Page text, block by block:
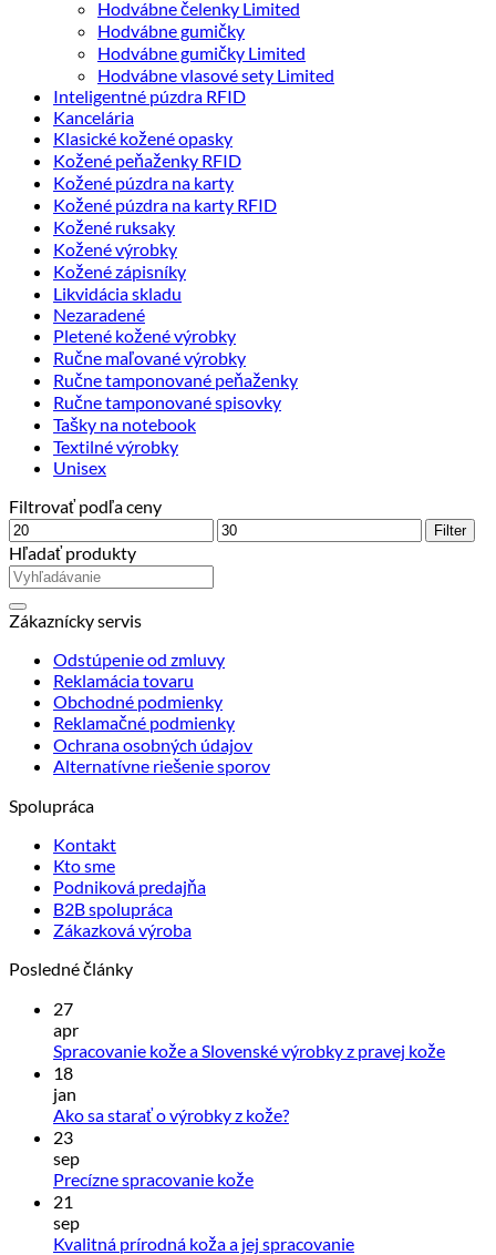
Hodvábne čelenky Limited
Hodvábne gumičky
Hodvábne gumičky Limited
Hodvábne vlasové sety Limited
Inteligentné púzdra RFID
Kancelária
Klasické kožené opasky
Kožené peňaženky RFID
Kožené púzdra na karty
Kožené púzdra na karty RFID
Kožené ruksaky
Kožené výrobky
Kožené zápisníky
Likvidácia skladu
Nezaradené
Pletené kožené výrobky
Ručne maľované výrobky
Ručne tamponované peňaženky
Ručne tamponované spisovky
Tašky na notebook
Textilné výrobky
Unisex
Filtrovať podľa ceny
Minimálna
cena
Maximálna
cena
Filter
Hľadať produkty
Zákaznícky servis
Odstúpenie od zmluvy
Reklamácia tovaru
Obchodné podmienky
Reklamačné podmienky
Ochrana osobných údajov
Alternatívne riešenie sporov
Spolupráca
Kontakt
Kto sme
Podniková predajňa
B2B spolupráca
Zákazková výroba
Posledné články
27
apr
Spracovanie kože a Slovenské výrobky z pravej kožeŽiadne
18
jan
Ako sa starať o výrobky z kože?Žiadne
o
23
sep
Precízne spracovanie kožeŽiadne
Precízne
21
sep
Kvalitná prírodná koža a jej spracovanieŽiadne